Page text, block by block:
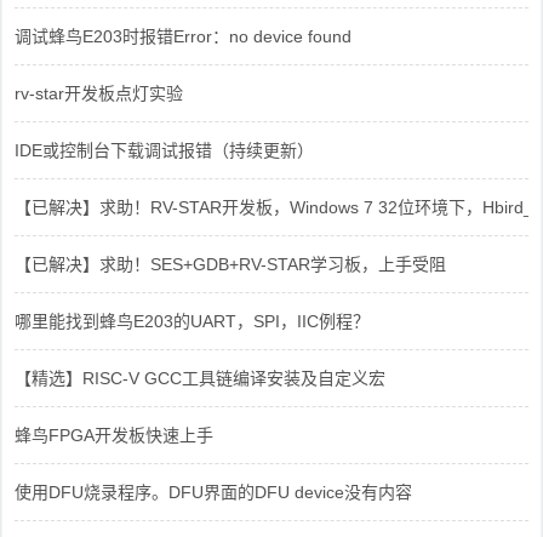
调试蜂鸟E203时报错Error：no device found
rv-star开发板点灯实验
IDE或控制台下载调试报错（持续更新）
【已解决】求助！RV-STAR开发板，Windows 7 32位环境下，
【已解决】求助！SES+GDB+RV-STAR学习板，上手受阻
哪里能找到蜂鸟E203的UART，SPI，IIC例程？
【精选】RISC-V GCC工具链编译安装及自定义宏
蜂鸟FPGA开发板快速上手
使用DFU烧录程序。DFU界面的DFU device没有内容